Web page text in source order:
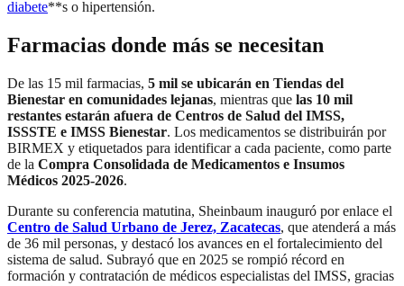
diabete**s o hipertensión.
Farmacias donde más se necesitan
De las 15 mil farmacias, 5 mil se ubicarán en Tiendas del
Bienestar en comunidades lejanas, mientras que las 10 mil
restantes estarán afuera de Centros de Salud del IMSS,
ISSSTE e IMSS Bienestar. Los medicamentos se distribuirán por
BIRMEX y etiquetados para identificar a cada paciente, como parte
de la Compra Consolidada de Medicamentos e Insumos
Médicos 2025-2026.
Durante su conferencia matutina, Sheinbaum inauguró por enlace el
Centro de Salud Urbano de Jerez, Zacatecas, que atenderá a más
de 36 mil personas, y destacó los avances en el fortalecimiento del
sistema de salud. Subrayó que en 2025 se rompió récord en
formación y contratación de médicos especialistas del IMSS, gracias